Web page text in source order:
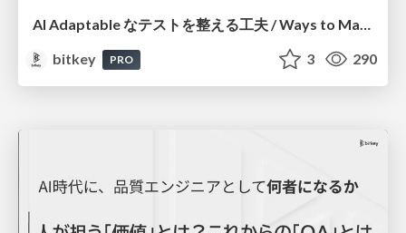
AI Adaptable なテストを整える工夫 / Ways to Make Your Tests AI-Adaptable
bitkey
PRO 3 290